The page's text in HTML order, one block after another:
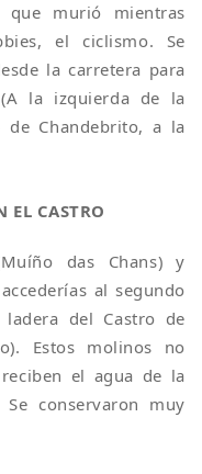
murió mientras
el ciclismo. Se
la carretera para
la izquierda de la
de Chandebrito, a la
EL CASTRO
das Chans) y
al segundo
del Castro de
Estos molinos no
el agua de la
conservaron muy